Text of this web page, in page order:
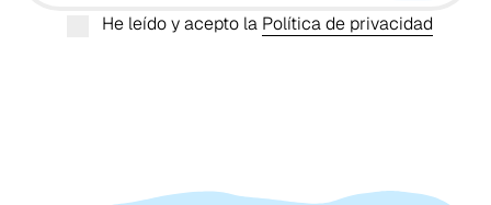
He leído y acepto la Política de privacidad